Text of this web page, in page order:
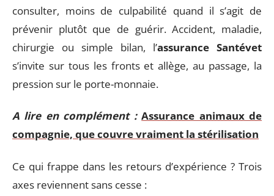
consulter, moins de culpabilité quand il s’agit de
prévenir plutôt que de guérir. Accident, maladie,
chirurgie ou simple bilan, l’assurance Santévet
s’invite sur tous les fronts et allège, au passage, la
pression sur le porte-monnaie.
A lire en complément : Assurance animaux de
compagnie, que couvre vraiment la stérilisation
Ce qui frappe dans les retours d’expérience ? Trois
axes reviennent sans cesse :